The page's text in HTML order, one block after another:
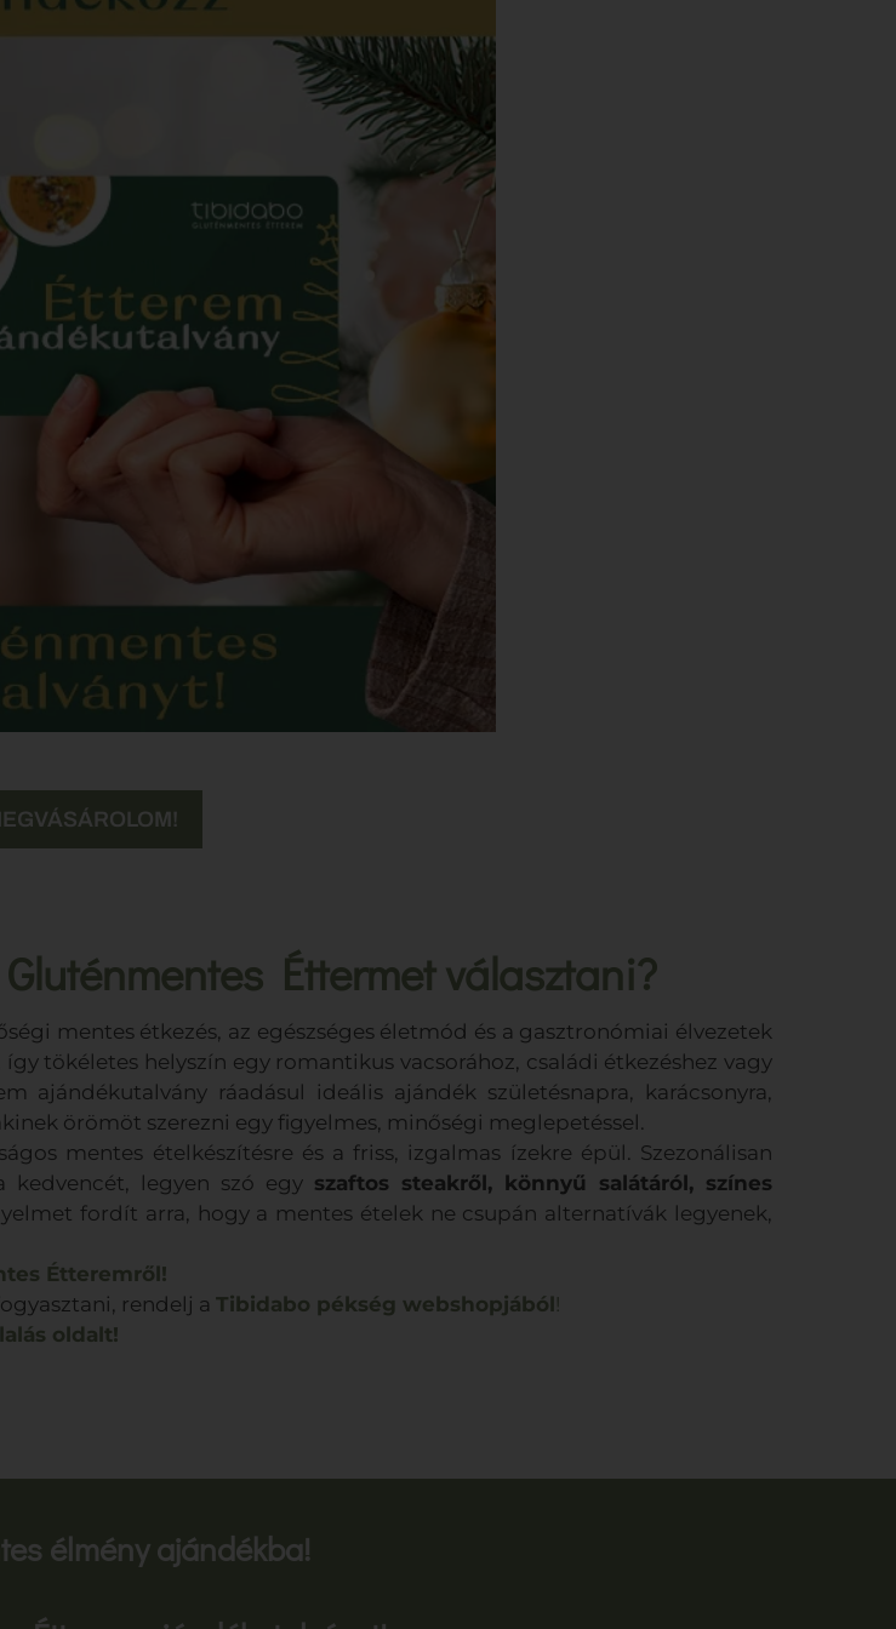
Éttermet választani?
mentes étkezés, az egészséges életmód és a gasztronómiai élvezetek
tökéletes helyszín egy romantikus vacsorához, családi étkezéshez vagy
ráadásul ideális ajándék születésnapra, karácsonyra,
örömöt szerezni egy figyelmes, minőségi meglepetéssel.
mentes ételkészítésre és a friss, izgalmas ízekre épül. Szezonálisan
legyen szó egy szaftos steakről, könnyű salátáról, színes
fordít arra, hogy a mentes ételek ne csupán alternatívák legyenek,
Étteremről!
rendelj a Tibidabo pékség webshopjából !
oldalt!
élmény ajándékba!